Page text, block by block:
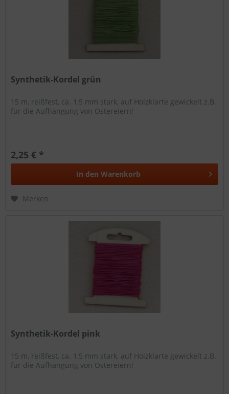
Synthetik-Kordel grün
15 m, reißfest, ca. 1,5 mm stark, auf Holzklarte gewickelt z.B.
für die Aufhängung von Ostereiern!
2,25 € *
In den Warenkorb
Merken
Synthetik-Kordel pink
15 m, reißfest, ca. 1,5 mm stark, auf Holzklarte gewickelt z.B.
für die Aufhängung von Ostereiern!